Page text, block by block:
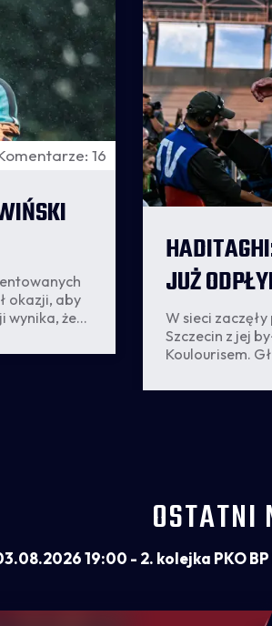
16
okazji, aby
wynika, że
jest
JUŻ
W sieci
Szczecin z jej
Koulourisem.
OSTATNI
19:00 - 2. kolejka PKO